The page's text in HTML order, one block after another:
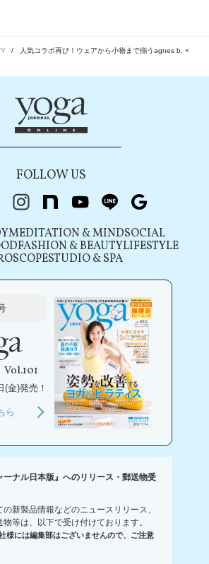
人気コラボ再び！ウェアから小物まで揃うagnes b. ×
FOLLOW US
X（旧Twitter）
instagram
note youtubeline
MEDITATION & MINDSOCIAL
FASHION & BEAUTYLIFESTYLE
STUDIO & SPA
Vol.101
(金)発売！
ら
ーナル日本版』へのリリース・郵送物受
新製品情報などのニュースリリース、
等は、以下で受け付けております。
様には編集部はございませんので、ご注意